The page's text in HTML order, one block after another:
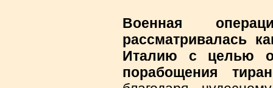
Военная
рассматривалась
Италию с целью
порабощения